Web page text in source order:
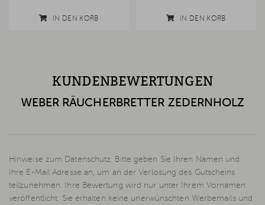
IN DEN KORB IN DEN KORB
KUNDENBEWERTUNGEN
WEBER RÄUCHERBRETTER ZEDERNHOLZ
Hinweise zum Datenschutz: Bitte geben Sie Ihren Namen und
Ihre E-Mail Adresse an, um an der Verlosung des Gutscheins
teilzunehmen. Ihre Bewertung wird nur unter Ihrem Vornamen
veröffentlicht. Sie erhalten keine unerwünschten Werbemails und